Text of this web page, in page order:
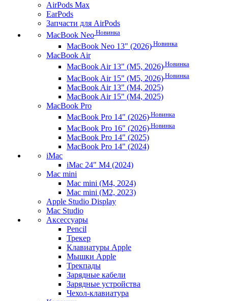
AirPods Max
EarPods
Запчасти для AirPods
MacBook Neo Новинка
MacBook Neo 13" (2026) Новинка
MacBook Air
MacBook Air 13" (M5, 2026) Новинка
MacBook Air 15" (M5, 2026) Новинка
MacBook Air 13" (M4, 2025)
MacBook Air 15" (M4, 2025)
MacBook Pro
MacBook Pro 14" (2026) Новинка
MacBook Pro 16" (2026) Новинка
MacBook Pro 14" (2025)
MacBook Pro 14" (2024)
iMac
iMac 24" M4 (2024)
Mac mini
Mac mini (M4, 2024)
Mac mini (M2, 2023)
Apple Studio Display
Mac Studio
Аксессуары
Pencil
Трекер
Клавиатуры Apple
Мышки Apple
Трекпады
Зарядные кабели
Зарядные устройства
Чехол-клавиатура